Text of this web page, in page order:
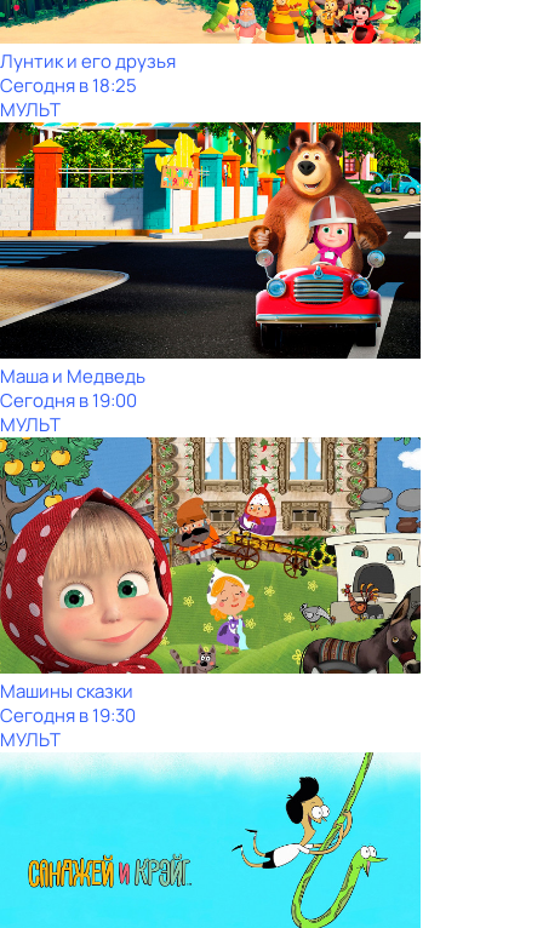
Лунтик и его друзья
Сегодня в 18:25
МУЛЬТ
Маша и Медведь
Сегодня в 19:00
МУЛЬТ
Машины сказки
Сегодня в 19:30
МУЛЬТ